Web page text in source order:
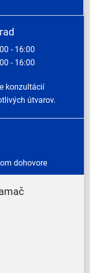
- 16:00
- 16:00
konzultácií
útvarov.
dohovore